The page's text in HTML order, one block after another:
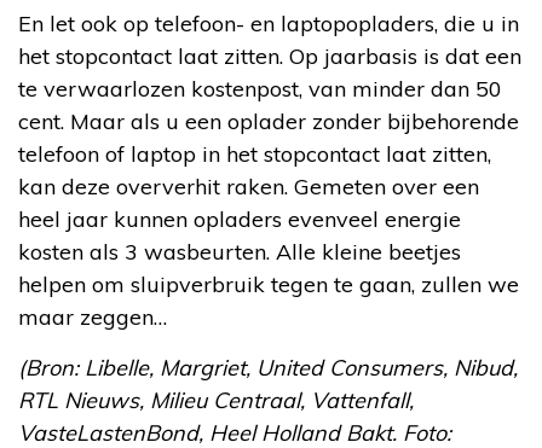
En let ook op telefoon- en laptopopladers, die u in
het stopcontact laat zitten. Op jaarbasis is dat een
te verwaarlozen kostenpost, van minder dan 50
cent. Maar als u een oplader zonder bijbehorende
telefoon of laptop in het stopcontact laat zitten,
kan deze oververhit raken. Gemeten over een
heel jaar kunnen opladers evenveel energie
kosten als 3 wasbeurten. Alle kleine beetjes
helpen om sluipverbruik tegen te gaan, zullen we
maar zeggen…
(Bron: Libelle, Margriet, United Consumers, Nibud,
RTL Nieuws, Milieu Centraal, Vattenfall,
VasteLastenBond, Heel Holland Bakt. Foto: